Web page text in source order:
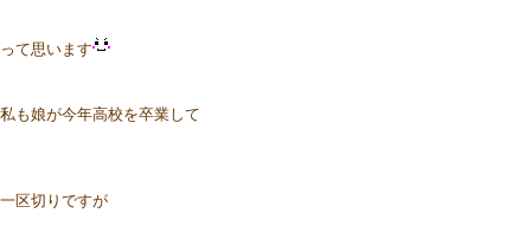
って思います
私も娘が今年高校を卒業して
一区切りですが